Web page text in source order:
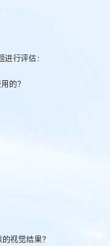
行评估：
的？
视觉结果？